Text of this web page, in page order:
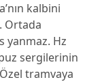
kalbini
Ortada
yanmaz. Hz
sergilerinin
tramvaya